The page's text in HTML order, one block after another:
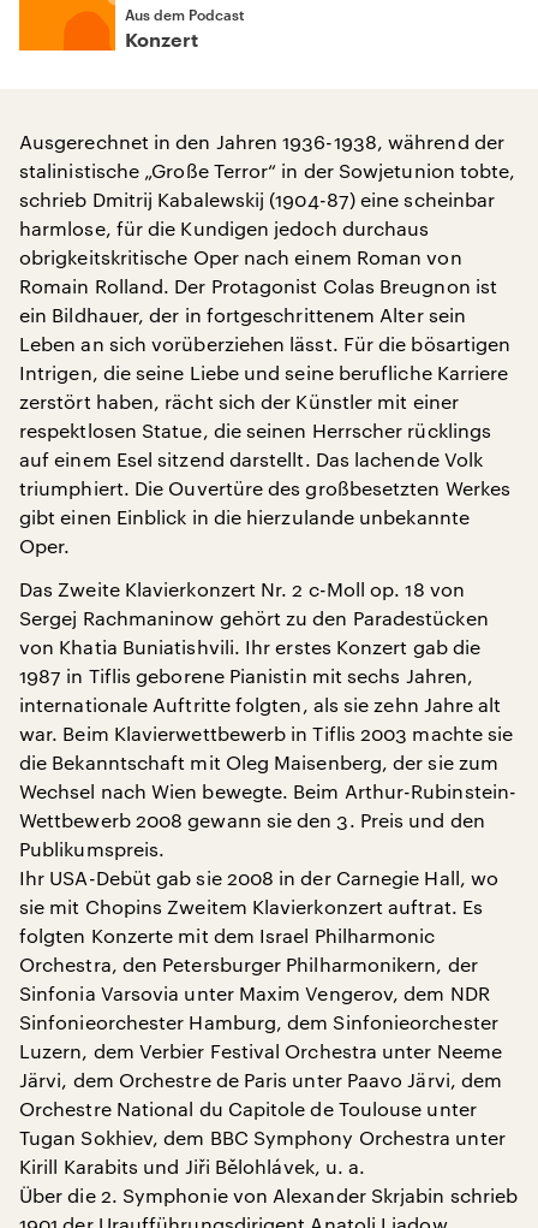
Aus dem Podcast
Konzert
Ausgerechnet in den Jahren 1936-1938, während der
stalinistische „Große Terror“ in der Sowjetunion tobte,
schrieb Dmitrij Kabalewskij (1904-87) eine scheinbar
harmlose, für die Kundigen jedoch durchaus
obrigkeitskritische Oper nach einem Roman von
Romain Rolland. Der Protagonist Colas Breugnon ist
ein Bildhauer, der in fortgeschrittenem Alter sein
Leben an sich vorüberziehen lässt. Für die bösartigen
Intrigen, die seine Liebe und seine berufliche Karriere
zerstört haben, rächt sich der Künstler mit einer
respektlosen Statue, die seinen Herrscher rücklings
auf einem Esel sitzend darstellt. Das lachende Volk
triumphiert. Die Ouvertüre des großbesetzten Werkes
gibt einen Einblick in die hierzulande unbekannte
Oper.
Das Zweite Klavierkonzert Nr. 2 c-Moll op. 18 von
Sergej Rachmaninow gehört zu den Paradestücken
von Khatia Buniatishvili. Ihr erstes Konzert gab die
1987 in Tiflis geborene Pianistin mit sechs Jahren,
internationale Auftritte folgten, als sie zehn Jahre alt
war. Beim Klavierwettbewerb in Tiflis 2003 machte sie
die Bekanntschaft mit Oleg Maisenberg, der sie zum
Wechsel nach Wien bewegte. Beim Arthur-Rubinstein-
Wettbewerb 2008 gewann sie den 3. Preis und den
Publikumspreis.
Ihr USA-Debüt gab sie 2008 in der Carnegie Hall, wo
sie mit Chopins Zweitem Klavierkonzert auftrat. Es
folgten Konzerte mit dem Israel Philharmonic
Orchestra, den Petersburger Philharmonikern, der
Sinfonia Varsovia unter Maxim Vengerov, dem NDR
Sinfonieorchester Hamburg, dem Sinfonieorchester
Luzern, dem Verbier Festival Orchestra unter Neeme
Järvi, dem Orchestre de Paris unter Paavo Järvi, dem
Orchestre National du Capitole de Toulouse unter
Tugan Sokhiev, dem BBC Symphony Orchestra unter
Kirill Karabits und Jiři Bělohlávek, u. a.
Über die 2. Symphonie von Alexander Skrjabin schrieb